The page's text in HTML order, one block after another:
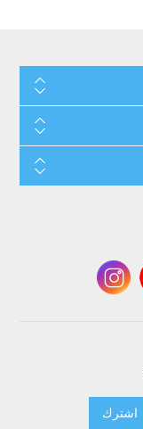
اشترك